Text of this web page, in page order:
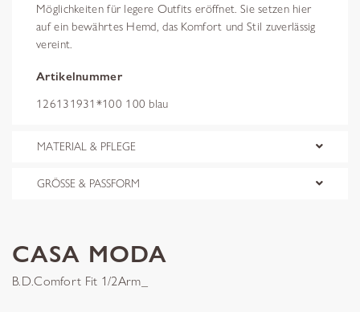
Möglichkeiten für legere Outfits eröffnet. Sie setzen hier
auf ein bewährtes Hemd, das Komfort und Stil zuverlässig
vereint.
Artikelnummer
126131931*100 100 blau
MATERIAL & PFLEGE
GRÖSSE & PASSFORM
CASA MODA
B.D.Comfort Fit 1/2Arm_